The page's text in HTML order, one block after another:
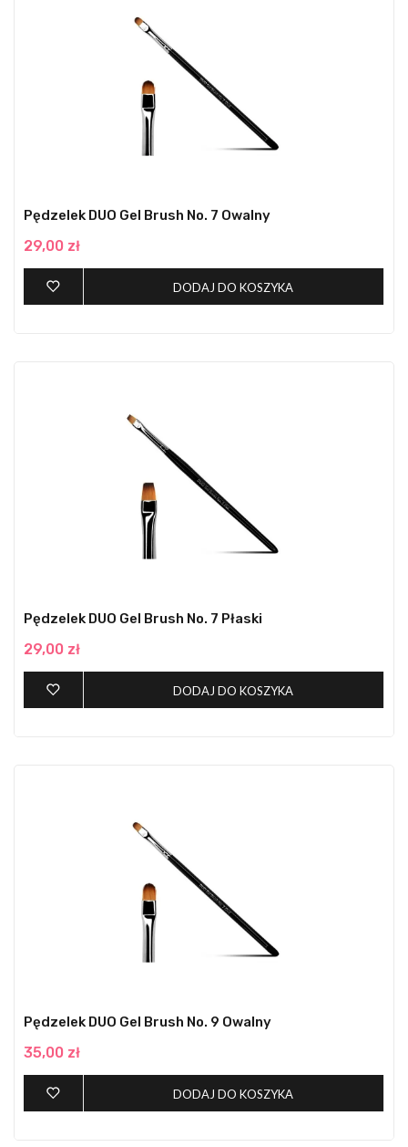
Pędzelek DUO Gel Brush No. 7 Owalny
29,00 zł
DODAJ DO KOSZYKA
Pędzelek DUO Gel Brush No. 7 Płaski
29,00 zł
DODAJ DO KOSZYKA
Pędzelek DUO Gel Brush No. 9 Owalny
35,00 zł
DODAJ DO KOSZYKA